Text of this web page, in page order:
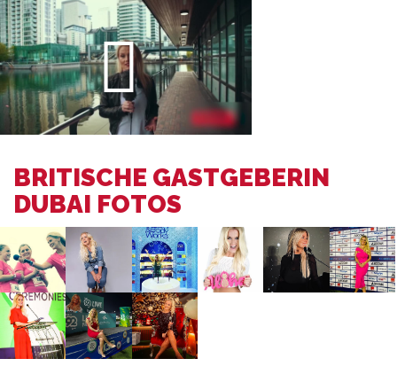
BRITISCHE GASTGEBERIN
DUBAI FOTOS